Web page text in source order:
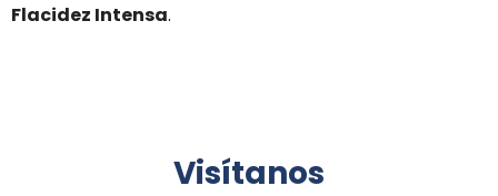
Flacidez Intensa.
Visítanos